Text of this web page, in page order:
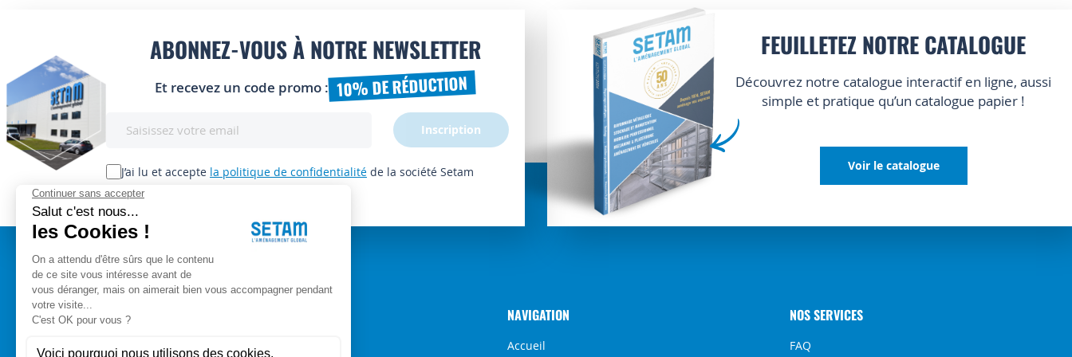
ABONNEZ-VOUS À NOTRE NEWSLETTER
Et recevez un code promo : 10% DE RÉDUCTION
lettre
d’information
:
J’ai lu et accepte la politique de confidentialité de la société Setam
Inscription
FEUILLETEZ NOTRE CATALOGUE
Découvrez notre catalogue interactif en ligne, aussi
simple et pratique qu’un catalogue papier !
Voir le catalogue
Setam Siège Social
Qui sommes-nous ?
NAVIGATION
Accueil
NOS SERVICES
FAQ